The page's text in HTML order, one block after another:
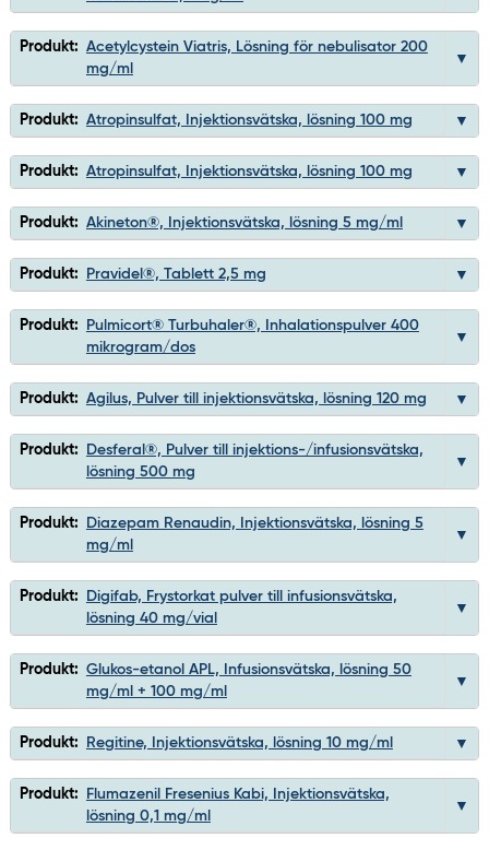
Produkt: Acetylcystein Viatris, Lösning för nebulisator 200
mg/ml
Produkt: Atropinsulfat, Injektionsvätska, lösning 100 mg
Produkt: Atropinsulfat, Injektionsvätska, lösning 100 mg
Produkt: Akineton®, Injektionsvätska, lösning 5 mg/ml
Produkt: Pravidel®, Tablett 2,5 mg
Produkt:
Pulmicort® Turbuhaler®, Inhalationspulver 400
mikrogram/dos
Produkt: Agilus, Pulver till injektionsvätska, lösning 120 mg
Produkt:
Desferal®, Pulver till injektions-/infusionsvätska,
lösning 500 mg
Produkt:
Diazepam Renaudin, Injektionsvätska, lösning 5
mg/ml
Produkt:
Digifab, Frystorkat pulver till infusionsvätska,
lösning 40 mg/vial
Produkt: Glukos-etanol APL, Infusionsvätska, lösning 50
mg/ml + 100 mg/ml
Produkt: Regitine, Injektionsvätska, lösning 10 mg/ml
Produkt:
Flumazenil Fresenius Kabi, Injektionsvätska,
lösning 0,1 mg/ml